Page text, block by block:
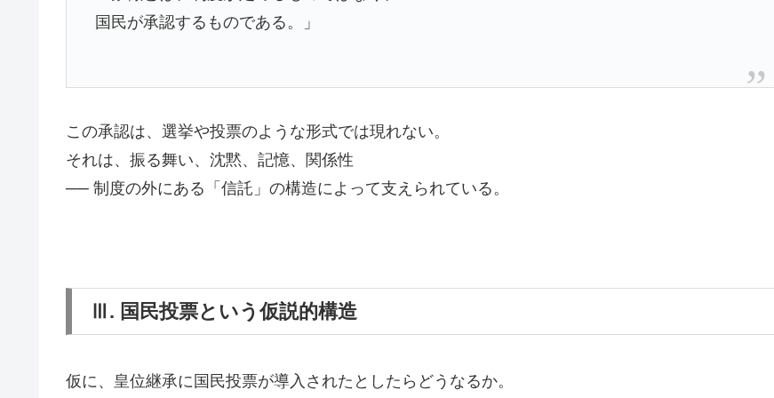
国民が承認するものである。」
この承認は、選挙や投票のような形式では現れない。
それは、振る舞い、沈黙、記憶、関係性
── 制度の外にある「信託」の構造によって支えられている。
Ⅲ. 国民投票という仮説的構造
仮に、皇位継承に国民投票が導入されたとしたらどうなるか。